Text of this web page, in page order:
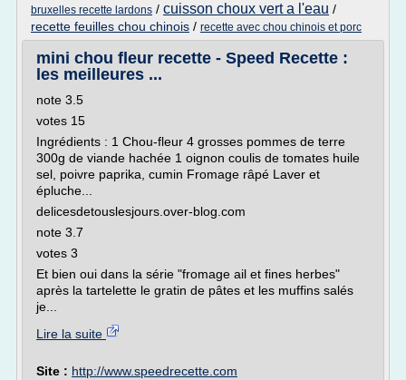
bruxelles recette lardons / cuisson choux vert a l'eau /
recette feuilles chou chinois / recette avec chou chinois et porc
mini chou fleur recette - Speed Recette :
les meilleures ...
note 3.5
votes 15
Ingrédients : 1 Chou-fleur 4 grosses pommes de terre
300g de viande hachée 1 oignon coulis de tomates huile
sel, poivre paprika, cumin Fromage râpé Laver et
épluche...
delicesdetouslesjours.over-blog.com
note 3.7
votes 3
Et bien oui dans la série "fromage ail et fines herbes"
après la tartelette le gratin de pâtes et les muffins salés
je...
Lire la suite
Site : http://www.speedrecette.com